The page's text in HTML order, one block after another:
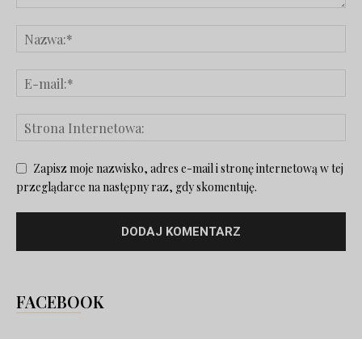
Zapisz moje nazwisko, adres e-mail i stronę internetową w tej
przeglądarce na następny raz, gdy skomentuję.
FACEBOOK